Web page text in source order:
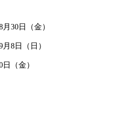
30日（金）
8日（日）
（金）